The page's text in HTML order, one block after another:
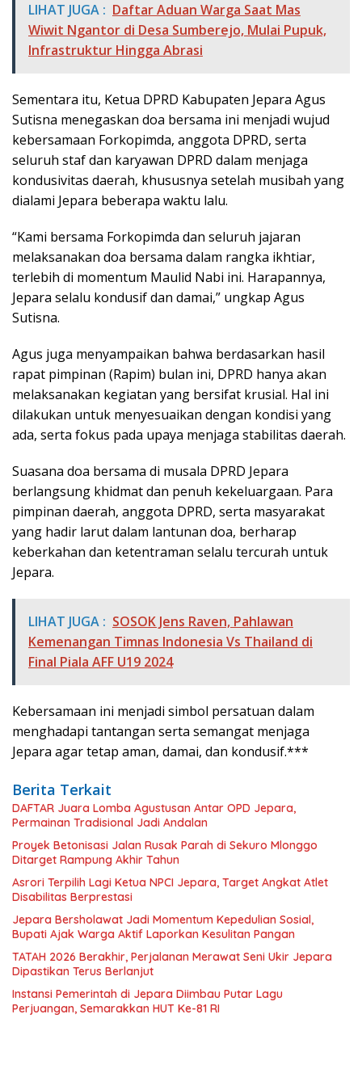
LIHAT JUGA : Daftar Aduan Warga Saat Mas
Wiwit Ngantor di Desa Sumberejo, Mulai Pupuk,
Infrastruktur Hingga Abrasi
Sementara itu, Ketua DPRD Kabupaten Jepara Agus
Sutisna menegaskan doa bersama ini menjadi wujud
kebersamaan Forkopimda, anggota DPRD, serta
seluruh staf dan karyawan DPRD dalam menjaga
kondusivitas daerah, khususnya setelah musibah yang
dialami Jepara beberapa waktu lalu.
“Kami bersama Forkopimda dan seluruh jajaran
melaksanakan doa bersama dalam rangka ikhtiar,
terlebih di momentum Maulid Nabi ini. Harapannya,
Jepara selalu kondusif dan damai,” ungkap Agus
Sutisna.
Agus juga menyampaikan bahwa berdasarkan hasil
rapat pimpinan (Rapim) bulan ini, DPRD hanya akan
melaksanakan kegiatan yang bersifat krusial. Hal ini
dilakukan untuk menyesuaikan dengan kondisi yang
ada, serta fokus pada upaya menjaga stabilitas daerah.
Suasana doa bersama di musala DPRD Jepara
berlangsung khidmat dan penuh kekeluargaan. Para
pimpinan daerah, anggota DPRD, serta masyarakat
yang hadir larut dalam lantunan doa, berharap
keberkahan dan ketentraman selalu tercurah untuk
Jepara.
LIHAT JUGA : SOSOK Jens Raven, Pahlawan
Kemenangan Timnas Indonesia Vs Thailand di
Final Piala AFF U19 2024
Kebersamaan ini menjadi simbol persatuan dalam
menghadapi tantangan serta semangat menjaga
Jepara agar tetap aman, damai, dan kondusif.***
Berita Terkait
DAFTAR Juara Lomba Agustusan Antar OPD Jepara,
Permainan Tradisional Jadi Andalan
Proyek Betonisasi Jalan Rusak Parah di Sekuro Mlonggo
Ditarget Rampung Akhir Tahun
Asrori Terpilih Lagi Ketua NPCI Jepara, Target Angkat Atlet
Disabilitas Berprestasi
Jepara Bersholawat Jadi Momentum Kepedulian Sosial,
Bupati Ajak Warga Aktif Laporkan Kesulitan Pangan
TATAH 2026 Berakhir, Perjalanan Merawat Seni Ukir Jepara
Dipastikan Terus Berlanjut
Instansi Pemerintah di Jepara Diimbau Putar Lagu
Perjuangan, Semarakkan HUT Ke-81 RI